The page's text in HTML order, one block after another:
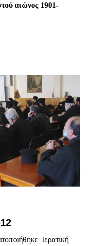
αιώνος 1901-
Ιερατική